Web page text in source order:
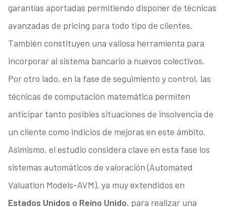
garantías aportadas permitiendo disponer de técnicas
avanzadas de pricing para todo tipo de clientes.
También constituyen una valiosa herramienta para
incorporar al sistema bancario a nuevos colectivos.
Por otro lado, en la fase de seguimiento y control, las
técnicas de computación matemática permiten
anticipar tanto posibles situaciones de insolvencia de
un cliente como indicios de mejoras en este ámbito.
Asimismo, el estudio considera clave en esta fase los
sistemas automáticos de valoración (Automated
Valuation Models-AVM), ya muy extendidos en
Estados Unidos o Reino Unido, para realizar una